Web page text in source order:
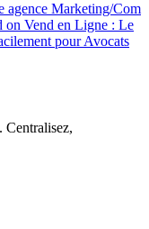
agence Marketing/Com
on Vend en Ligne : Le
pour Avocats
Centralisez,